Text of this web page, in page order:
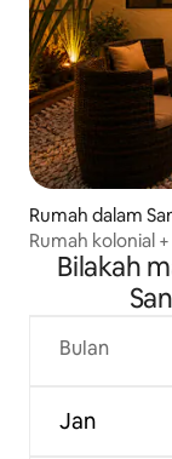
Rumah dalam
Rumah kolonial
Bilakah
Bulan
Jan